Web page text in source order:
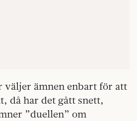
väljer ämnen enbart för att
då har det gått snett,
”duellen” om